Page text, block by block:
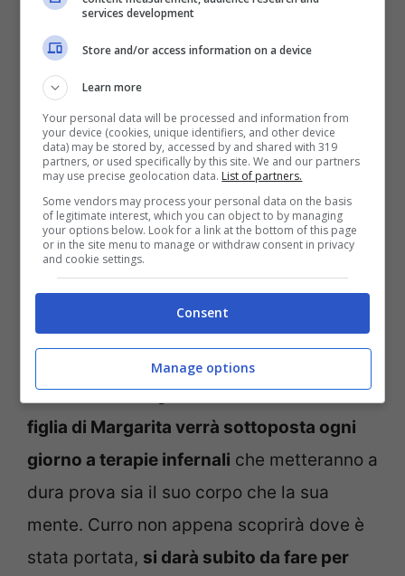
La Promessa, Curro scopre che Martina è in un sanatorio
(Foto Mediaset Infinity) ladradibiciclette.it
A quanto pare la giovane sarà accusata di
aver cercato di avvelenare Ayala, dopo
che nella sua camera verrà trovata una
bottiglietta di veleno. Lei però negherà di
aver compiuto un simile atto ma
nonostante le sue parole sarà trasportata
contro la sua voglia nella struttura.Lì la
figlia di Margarita verrà sottoposta ogni
giorno a terapie infernali che metteranno a
dura prova sia il suo corpo che la sua
mente. Curro non appena scoprirà dove è
stata portata, si darà subito da fare per
services development
Store and/or access information on a device
Learn more
Your personal data will be processed and information from
your device (cookies, unique identifiers, and other device
data) may be stored by, accessed by and shared with 319
partners, or used specifically by this site. We and our partners
may use precise geolocation data. List of partners.
Some vendors may process your personal data on the basis
of legitimate interest, which you can object to by managing
your options below. Look for a link at the bottom of this page
or in the site menu to manage or withdraw consent in privacy
and cookie settings.
Consent
Manage options